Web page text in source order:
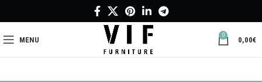
MENU
0
0,00€